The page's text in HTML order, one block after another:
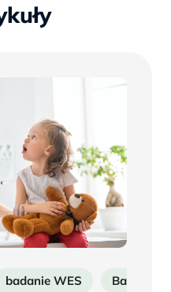
badanie WES Badania